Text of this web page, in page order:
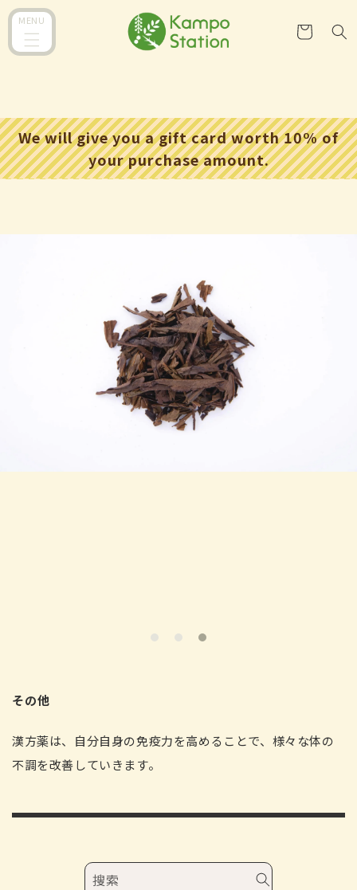
跳到内
容
MENU
物
We will give you a gift card worth 10% of
your purchase amount.
收
:
その他
漢方薬は、自分自身の免疫力を高めることで、様々な体の
不調を改善していきます。
搜索